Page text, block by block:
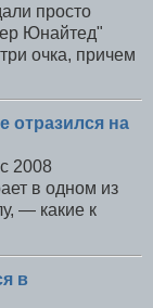
просто
Юнайтед"
очка, причем
отразился на
2008
в одном из
— какие к
в